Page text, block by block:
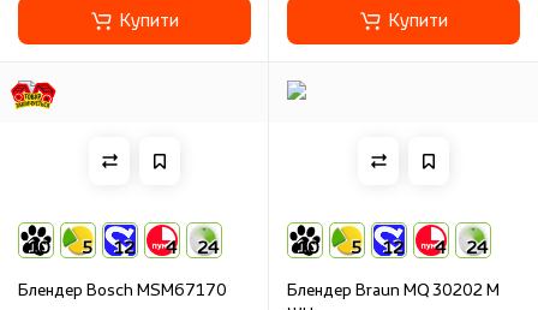
Купити Купити
10 5 12 4 24
Блендер Bosch MSM67170
10 5 12 4 24
Блендер Braun MQ 30202 M